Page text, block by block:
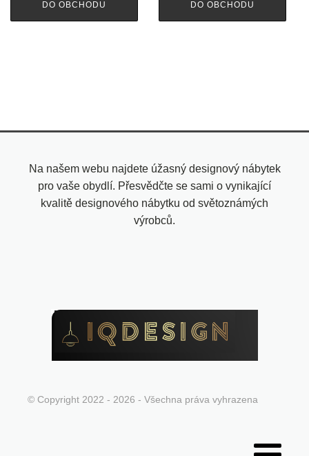
DO OBCHODU DO OBCHODU
Na našem webu najdete úžasný designový nábytek
pro vaše obydlí. Přesvědčte se sami o vynikající
kvalitě designového nábytku od světoznámých
výrobců.
© Copyright 2022 - 2026 - Všechna práva vyhrazena